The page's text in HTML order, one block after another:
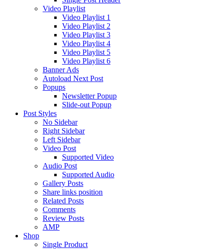
Video Playlist
Video Playlist 1
Video Playlist 2
Video Playlist 3
Video Playlist 4
Video Playlist 5
Video Playlist 6
Banner Ads
Autoload Next Post
Popups
Newsletter Popup
Slide-out Popup
Post Styles
No Sidebar
Right Sidebar
Left Sidebar
Video Post
Supported Video
Audio Post
Supported Audio
Gallery Posts
Share links position
Related Posts
Comments
Review Posts
AMP
Shop
Single Product